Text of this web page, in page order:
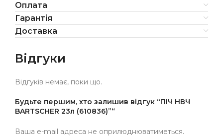
Оплата
Гарантія
Доставка
Відгуки
Відгуків немає, поки що.
Будьте першим, хто залишив відгук “ПІЧ НВЧ
BARTSCHER 23л (610836)”“
Ваша e-mail адреса не оприлюднюватиметься.